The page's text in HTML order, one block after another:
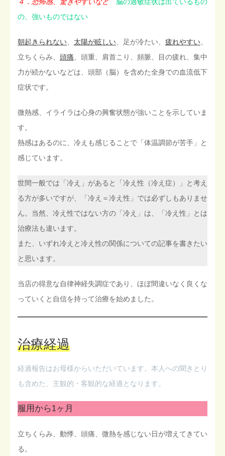
の、強いものではない
朝起きられない 太陽が眩しい 、足が冷たい、 疲れやすい
立ちくらみ、 頭痛 、頭重、肩首こり、頻脈、目の疲れ、集中
力が続かないなどは、頭部（脳）を含めた全身での血流低下
症状です。
微熱感、イライラは心身の興奮状態が強いことを示していま
す。
熱感はあるのに、冷えも感じることで「体温調節が苦手」と
感じています。
世間一般では「冷え」があると「冷え性（冷え症）」と考え
る方が多いですが、「冷え＝冷え性」では必ずしもありませ
ん。当然、冷え性ではない方の「冷え」は、「冷え性」とは
治療法も違います。
また、いずれ冷えと冷え性の関係についての記事を書きたい
と思います。
当店の得意な自律神経失調症であり、ほぼ間違いなく良くな
っていくと自信を持って治療を始めました。
治療経過
経過報告はお母様からいただいています。本人への聞きとり
も含めた、主観的・客観的な経過となります。
服用から1ヶ月
立ちくらみ、動悸、頭痛、微熱を感じない日が増えてきてい
る。